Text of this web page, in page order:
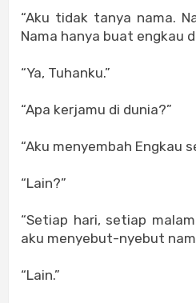
“Aku tidak tanya nama.
Nama hanya buat engkau
“Ya, Tuhanku.”
“Apa kerjamu di dunia?”
“Aku menyembah Engkau
“Lain?”
“Setiap hari, setiap
aku menyebut-nyebut
“Lain.”